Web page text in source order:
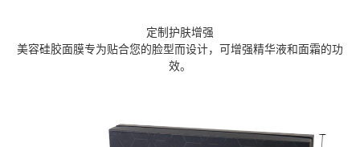
定制护肤增强
美容硅胶面膜专为贴合您的脸型而设计，可增强精华液和面霜的功
效。